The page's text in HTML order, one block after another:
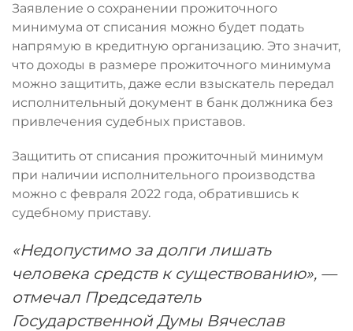
Заявление о сохранении прожиточного
минимума от списания можно будет подать
напрямую в кредитную организацию. Это значит,
что доходы в размере прожиточного минимума
можно защитить, даже если взыскатель передал
исполнительный документ в банк должника без
привлечения судебных приставов.
Защитить от списания прожиточный минимум
при наличии исполнительного производства
можно с февраля 2022 года, обратившись к
судебному приставу.
«Недопустимо за долги лишать
человека средств к существованию», —
отмечал Председатель
Государственной Думы Вячеслав